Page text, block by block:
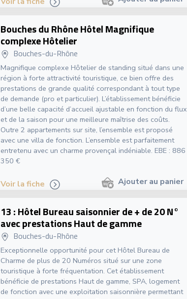
Bouches du Rhône Hôtel Magnifique
complexe Hôtelier
Bouches-du-Rhône
Magnifique complexe Hôtelier de standing situé dans une
région à forte attractivité touristique, ce bien offre des
prestations de grande qualité correspondant à tout type
de demande (pro et particulier). L’établissement bénéficie
d’une belle capacité d’accueil ajustable en fonction du flux
et de la saison pour une meilleure maîtrise des coûts.
Outre 2 appartements sur site, l’ensemble est proposé
avec une villa de fonction. L’ensemble est parfaitement
entretenu avec un charme provençal indéniable. EBE : 886
350 €
Voir la fiche Ajouter au panier
13 : Hôtel Bureau saisonnier de + de 20 N°
avec prestations Haut de gamme
Bouches-du-Rhône
Exceptionnelle opportunité pour cet Hôtel Bureau de
Charme de plus de 20 Numéros situé sur une zone
touristique à forte fréquentation. Cet établissement
bénéficie de prestations Haut de gamme, SPA, logement
de fonction avec une exploitation saisonnière permettant